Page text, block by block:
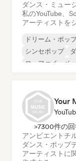
ダンス・ミュー
私のYouTube、
アーティストを
ドリーム・ポッ
シンセポップ
ローファイ・ベ
Your
>7300件の
アンビエント チ
ダンス・ポップ
アーティストに